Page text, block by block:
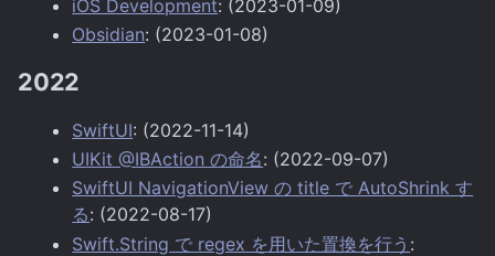
iOS Development: (2023-01-09)
Obsidian: (2023-01-08)
2022
SwiftUI: (2022-11-14)
UIKit @IBAction の命名: (2022-09-07)
SwiftUI NavigationView の title で AutoShrink す
る: (2022-08-17)
Swift.String で regex を用いた置換を行う :